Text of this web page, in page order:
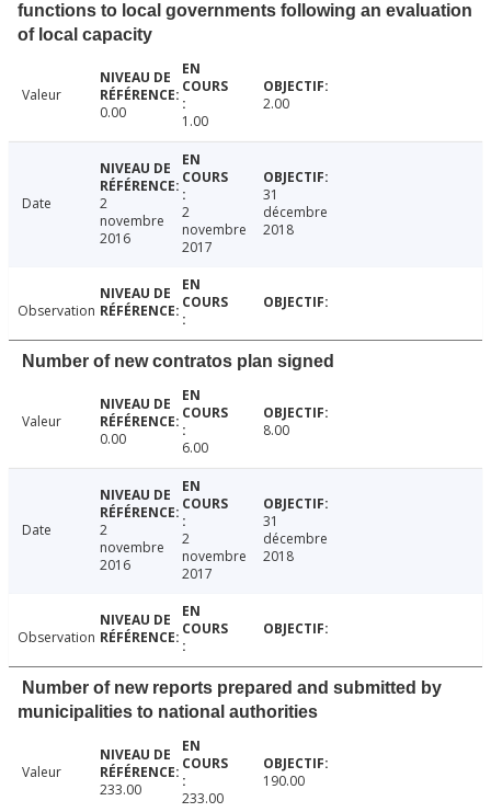
functions to local governments following an evaluation
of local capacity
Valeur
0.00
1.00
2.00
Date
2
novembre
2016
2
novembre
2017
31
décembre
2018
Observation
Number of new contratos plan signed
Valeur
0.00
6.00
8.00
Date
2
novembre
2016
2
novembre
2017
31
décembre
2018
Observation
Number of new reports prepared and submitted by
municipalities to national authorities
Valeur
233.00
233.00
190.00